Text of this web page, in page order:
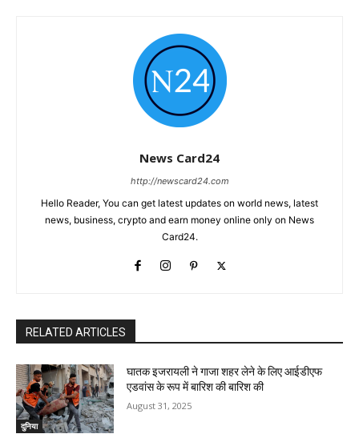
News Card24
http://newscard24.com
Hello Reader, You can get latest updates on world news, latest
news, business, crypto and earn money online only on News
Card24.
RELATED ARTICLES
दुनिया
घातक इजरायली ने गाजा शहर लेने के लिए आईडीएफ
एडवांस के रूप में बारिश की बारिश की
August 31, 2025